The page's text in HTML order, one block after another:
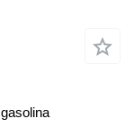
gasolina